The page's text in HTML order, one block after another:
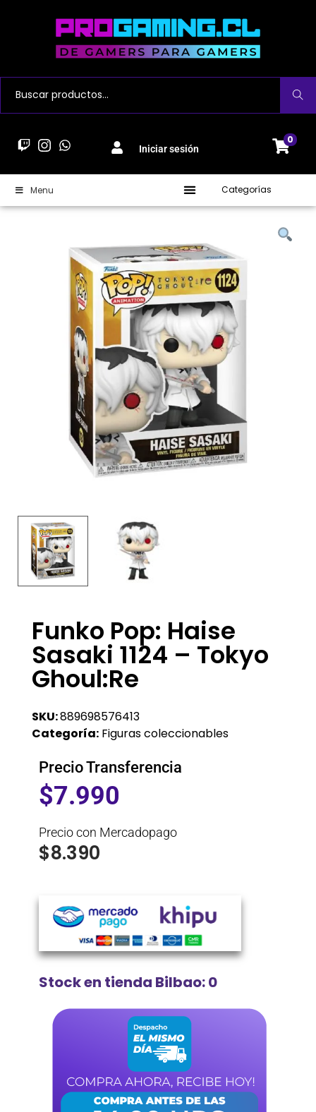
Buscar
Iniciar sesión
0
Menu Categorías
Funko Pop: Haise
Sasaki 1124 – Tokyo
Ghoul:Re
SKU:889698576413
Categoría: Figuras coleccionables
Precio Transferencia
$7.990
Precio con Mercadopago
$8.390
Stock en tienda Bilbao: 0